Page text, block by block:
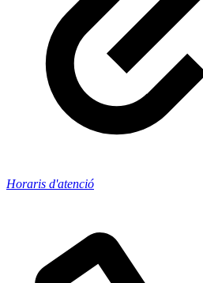
Horaris d'atenció